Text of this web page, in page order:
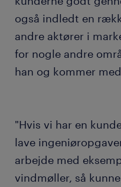
også indledt en
andre aktører i
for nogle andre
han og kommer
"Hvis vi har en
lave
arbejde med
vindmøller, så